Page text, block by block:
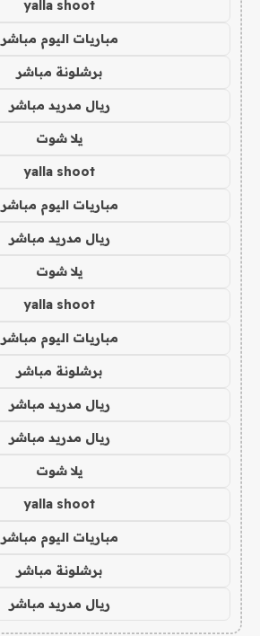
yalla shoot
مباريات اليوم مباشر
برشلونة مباشر
ريال مدريد مباشر
يلا شوت
yalla shoot
مباريات اليوم مباشر
ريال مدريد مباشر
يلا شوت
yalla shoot
مباريات اليوم مباشر
برشلونة مباشر
ريال مدريد مباشر
ريال مدريد مباشر
يلا شوت
yalla shoot
مباريات اليوم مباشر
برشلونة مباشر
ريال مدريد مباشر